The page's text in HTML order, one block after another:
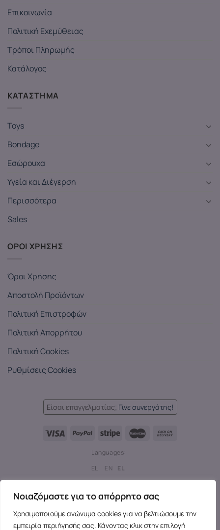
Νοιαζόμαστε για το απόρρητο σας
Χρησιμοποιούμε ανώνυμα cookies για να βελτιώσουμε την
εμπειρία περιήγησής σας. Κάνοντας κλικ στην επιλογή
Επικοινωνία
Πολιτική Εχεμύθειας
Τρόποι Πληρωμής
Κατάλογος
ΚΑΤΑΣΤΗΜΑ
Toys
Bondage
Εσώρουχα
Υγεία και Διέγερση
Περισσότερα
Sales
ΟΡΟΙ ΧΡΗΣΗΣ
Όροι Χρήσης
Αποστολή Προϊόντων
Πολιτική Επιστροφών
Πολιτική Απορρήτου
Πολιτική Cookies
Ρυθμίσεις Cookies
Είσαι επαγγελματίας; Γίνε συνεργάτης!
Languages:
EL
EN EL
Copyright 2026 ©
- Adult toys and merchandise | All
rights reserved.